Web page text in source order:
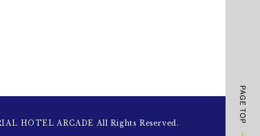
HOTEL ARCADE All Rights Reserved.